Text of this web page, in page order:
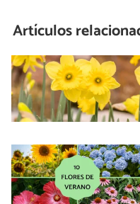
Artículos